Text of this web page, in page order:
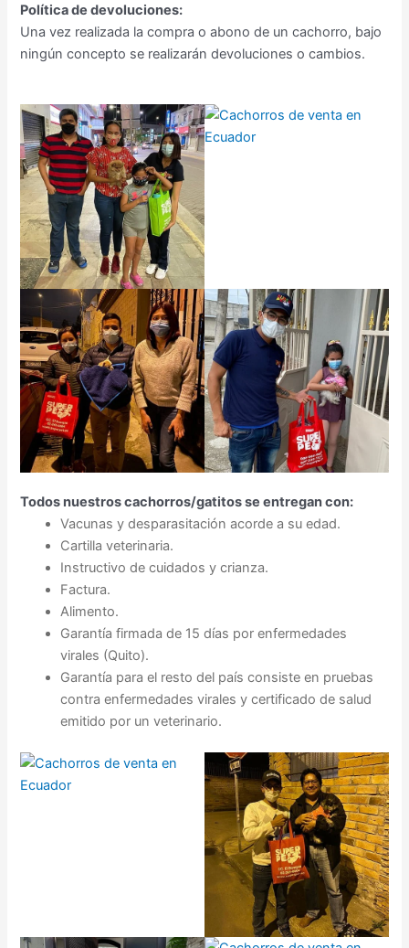
Política de devoluciones:
Una vez realizada la compra o abono de un cachorro, bajo
ningún concepto se realizarán devoluciones o cambios.
Todos nuestros cachorros/gatitos se entregan con:
Vacunas y desparasitación acorde a su edad.
Cartilla veterinaria.
Instructivo de cuidados y crianza.
Factura.
Alimento.
Garantía firmada de 15 días por enfermedades
virales (Quito).
Garantía para el resto del país consiste en pruebas
contra enfermedades virales y certificado de salud
emitido por un veterinario.